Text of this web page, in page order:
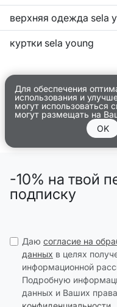
верхняя одежда sela
куртки sela young
Для обеспечения
использования и
могут использоваться
могут размещать на
OK
-10% на твой
подписку
Даю согласие на
данных в целях
информационной
Подробную
данных и Ваших